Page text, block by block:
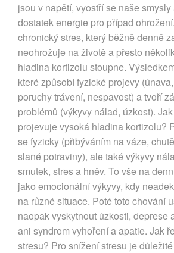
jsou v napětí, vyostří se naše
dostatek energie pro případ
chronický stres, který běžně denně
neohrožuje na životě a přesto
hladina kortizolu stoupne.
které způsobí fyzické projevy
poruchy trávení, nespavost) a tvoří
problémů (výkyvy nálad, úzkost).
projevuje vysoká hladina kortizolu?
se fyzicky (přibýváním na váze,
slané potraviny), ale také výkyvy
smutek, stres a hněv. To vše na
jako emocionální výkyvy, kdy
na různé situace. Poté toto chování
naopak vyskytnout úzkosti, deprese
ani syndrom vyhoření a apatie. Jak
stresu? Pro snížení stresu je